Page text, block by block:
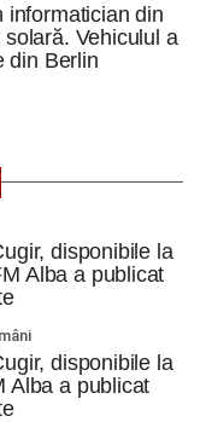
informatician din
Vehiculul a
din Berlin
disponibile la
Alba a publicat
disponibile la
Alba a publicat